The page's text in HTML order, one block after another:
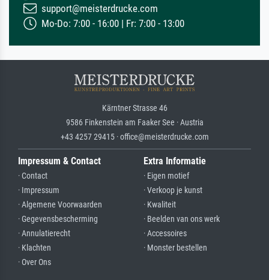
support@meisterdrucke.com
Mo-Do: 7:00 - 16:00 | Fr: 7:00 - 13:00
Kärntner Strasse 46
9586 Finkenstein am Faaker See · Austria
+43 4257 29415 · office@meisterdrucke.com
Impressum & Contact
· Contact
· Impressum
· Algemene Voorwaarden
· Gegevensbescherming
· Annulatierecht
· Klachten
· Over Ons
Extra Informatie
· Eigen motief
· Verkoop je kunst
· Kwaliteit
· Beelden van ons werk
· Accessoires
· Monster bestellen